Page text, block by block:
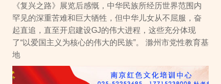
《复兴之路》展览后感慨，中华民族所经历世界范围内
罕见的深重苦难和巨大牺牲，但中华儿女从不屈服，奋
起直追，直至开启建设GJ的伟大进程，这些充分体现
了“以爱国主义为核心的伟大的民族”。 滁州市党性教育基
地